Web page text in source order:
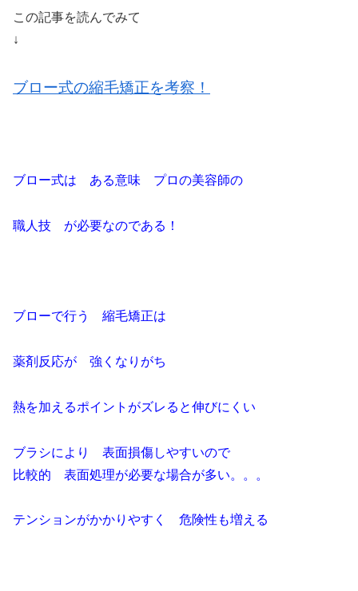
この記事を読んでみて
↓
ブロー式の縮毛矯正を考察！
ブロー式は ある意味 プロの美容師の
職人技 が必要なのである！
ブローで行う 縮毛矯正は
薬剤反応が 強くなりがち
熱を加えるポイントがズレると伸びにくい
ブラシにより 表面損傷しやすいので
比較的 表面処理が必要な場合が多い。。。
テンションがかかりやすく 危険性も増える